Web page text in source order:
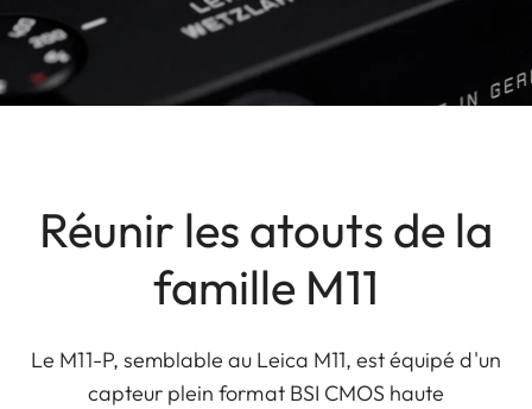
Réunir les atouts de la
famille M11
Le M11-P, semblable au Leica M11, est équipé d'un
capteur plein format BSI CMOS haute